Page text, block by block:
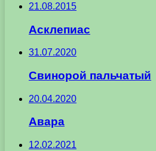
21.08.2015
Асклепиас
31.07.2020
Свинорой пальчатый
20.04.2020
Авара
12.02.2021